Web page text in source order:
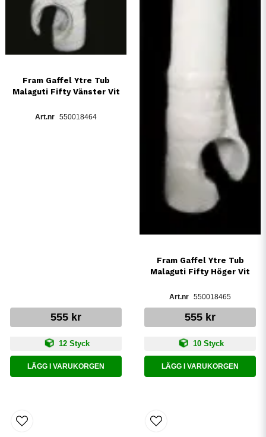
Fram Gaffel Ytre Tub
Malaguti Fifty Vänster Vit
550018464
555 kr
12 Styck
LÄGG I VARUKORGEN
Fram Gaffel Ytre Tub
Malaguti Fifty Höger Vit
550018465
555 kr
10 Styck
LÄGG I VARUKORGEN